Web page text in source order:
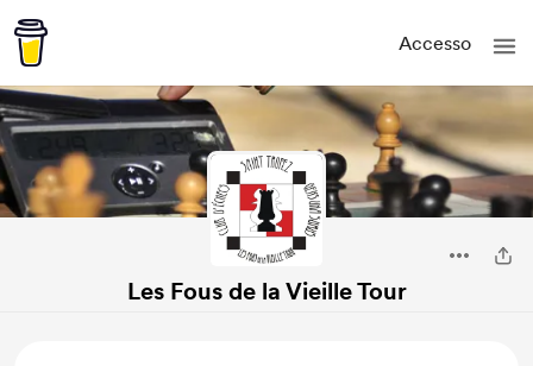
Accesso
Les Fous de la Vieille Tour